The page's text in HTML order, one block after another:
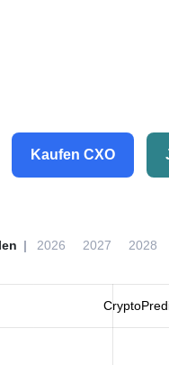
Kaufen CXO
2026 2027 2028